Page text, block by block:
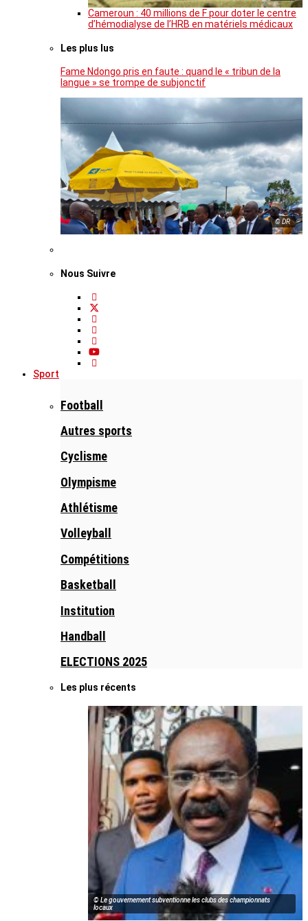
Cameroun : 40 millions de F pour doter le centre
d’hémodialyse de l’HRB en matériels médicaux
Les plus lus
Fame Ndongo pris en faute : quand le « tribun de la
langue » se trompe de subjonctif
© DR
Nous Suivre
Sport
Football
Autres sports
Cyclisme
Olympisme
Athlétisme
Volleyball
Compétitions
Basketball
Institution
Handball
ELECTIONS 2025
Les plus récents
© Le gouvernement subventionne les clubs des championnats
locaux